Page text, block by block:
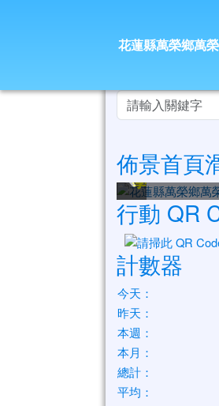
花蓮縣萬榮鄉
花蓮縣萬榮鄉萬
左邊區
佈景首頁
花蓮縣萬榮
學
花蓮縣萬榮
學
花蓮縣萬榮
學
花蓮縣萬榮
學
花蓮縣萬榮
學
花蓮縣萬榮
學
行動 QR
計數器
今天：
昨天：
本週：
本月：
總計：
平均：
頁尾區域